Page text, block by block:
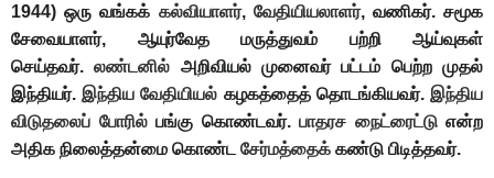
1944) ஒரு வங்கக் கல்வியாளர், வேதியியலாளர், வணிகர். சமூக
சேவையாளர், ஆயுர்வேத மருத்துவம் பற்றி ஆய்வுகள்
செய்தவர்.லண்டனில் அறிவியல் முனைவர் பட்டம் பெற்ற முதல்
இந்தியர்.இந்திய வேதியியல் கழகத்தைத் தொடங்கியவர்.இந்திய
விடுதலைப் போரில்பங்கு கொண்டவர். பாதரச நைட்ரைட்டுஎன்ற
அதிக நிலைத்தன்மை கொண்ட சேர்மத்தைக் கண்டு பிடித்தவர்.